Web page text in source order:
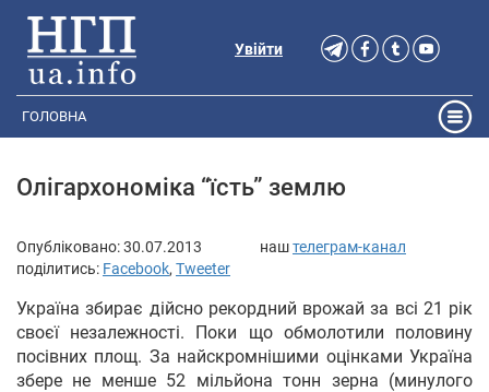
Увійти
ГОЛОВНА
Олігархономіка “їсть” землю
Опубліковано:30.07.2013 наштелеграм-канал
поділитись: Facebook, Tweeter
Україна збирає дійсно рекордний врожай за всі 21 рік
своєї незалежності. Поки що обмолотили половину
посівних площ. За найскромнішими оцінками Україна
збере не менше 52 мільйона тонн зерна (минулого